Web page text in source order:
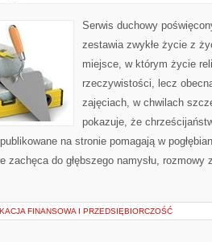
Serwis duchowy
zestawia zwykłe życie z
miejsce, w którym życie
rzeczywistości, lecz
zajęciach, w chwilach
pokazuje, że
na stronie pomagają w
zachęca do głębszego namysłu, rozmowy
FINANSOWA I PRZEDSIĘBIORCZOŚĆ